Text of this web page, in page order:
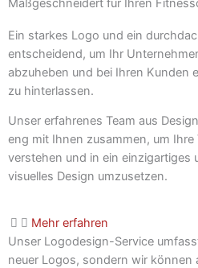
Ein starkes Logo und ein
entscheidend, um Ihr
abzuheben und bei Ihren Kunden
zu hinterlassen.
Unser erfahrenes Team aus
eng mit Ihnen zusammen, um Ihre
verstehen und in ein einzigartiges
visuelles Design umzusetzen.
Mehr erfahren
Unser Logodesign-Service
neuer Logos, sondern wir können